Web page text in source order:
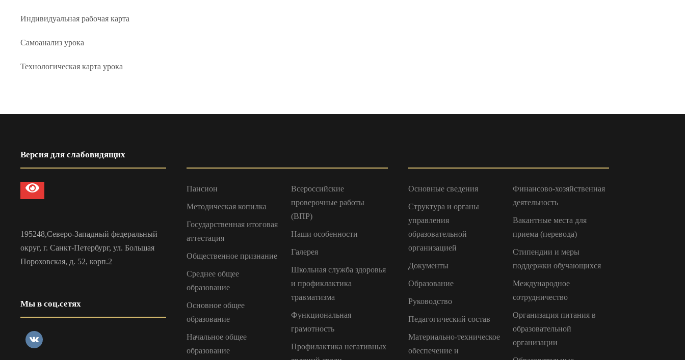
Индивидуальная рабочая карта
Самоанализ урока
Технологическая карта урока
Версия для слабовидящих
195248,Северо-Западный федеральный
округ, г. Санкт-Петербург, ул. Большая
Пороховская, д. 52, корп.2
Мы в соц.сетях
Пансион
Методическая копилка
Государственная итоговая
аттестация
Общественное признание
Среднее общее
образование
Основное общее
образование
Начальное общее
образование
Всероссийские
проверочные работы
(ВПР)
Наши особенности
Галерея
Школьная служба здоровья
и профиклактика
травматизма
Функциональная
грамотность
Профилактика негативных
Основные сведения
Структура и органы
управления
образовательной
организацией
Документы
Образование
Руководство
Педагогический состав
Материально-техническое
обеспечение и
Финансово-хозяйственная
деятельность
Вакантные места для
приема (перевода)
Стипендии и меры
поддержки обучающихся
Международное
сотрудничество
Организация питания в
образовательной
организации